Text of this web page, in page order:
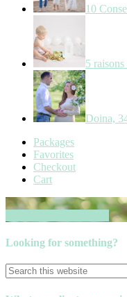
10
5
Doina,
Packages
Favorites
Checkout
Cart
Looking for something?